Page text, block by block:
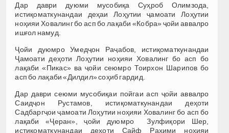
Дар даври дуюми мусобиқа Суҳроб Олимзода,
истиқоматкунандаи деҳаи Лоҳутии ҷамоати Лоҳутии
ноҳияи Ховалинг бо асп бо лақаби «Кобра» ҷойи аввалро
ишғол намуд.
Ҷойи дуюмро Умедҷон Раҷабов, истиқоматкунандаи
Ҷамоати деҳоти Лоҳутии ноҳияи Ховалинг бо асп бо
лақаби «Пикас» ва ҷойи сеюмро Тоирхон Шарипов бо
асп бо лақаби «Дилдил» соҳиб гардид.
Дар даври сеюми мусобиқаи пойгаи асп ҷойи аввалро
Саидҷон Рустамов, истиқоматкунандаи деҳоти
Садбаргҷои ҷамоати Лоҳутии ноҳияи Ховалинг бо асп бо
лақаби «Ҷеран», ҷойи дуюмро Зулфиқори Шер,
истиқоматкунандаи деҳоти Сайф Раҳими ноҳияи